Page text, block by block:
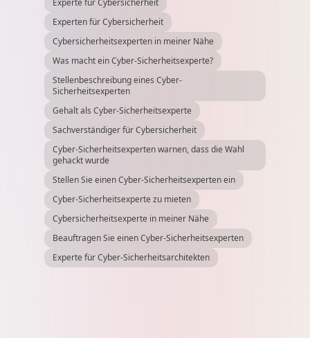
Experte für Cybersicherheit
Experten für Cybersicherheit
Cybersicherheitsexperten in meiner Nähe
Was macht ein Cyber-Sicherheitsexperte?
Stellenbeschreibung eines Cyber-
Sicherheitsexperten
Gehalt als Cyber-Sicherheitsexperte
Sachverständiger für Cybersicherheit
Cyber-Sicherheitsexperten warnen, dass die Wahl
gehackt wurde
Stellen Sie einen Cyber-Sicherheitsexperten ein
Cyber-Sicherheitsexperte zu mieten
Cybersicherheitsexperte in meiner Nähe
Beauftragen Sie einen Cyber-Sicherheitsexperten
Experte für Cyber-Sicherheitsarchitekten